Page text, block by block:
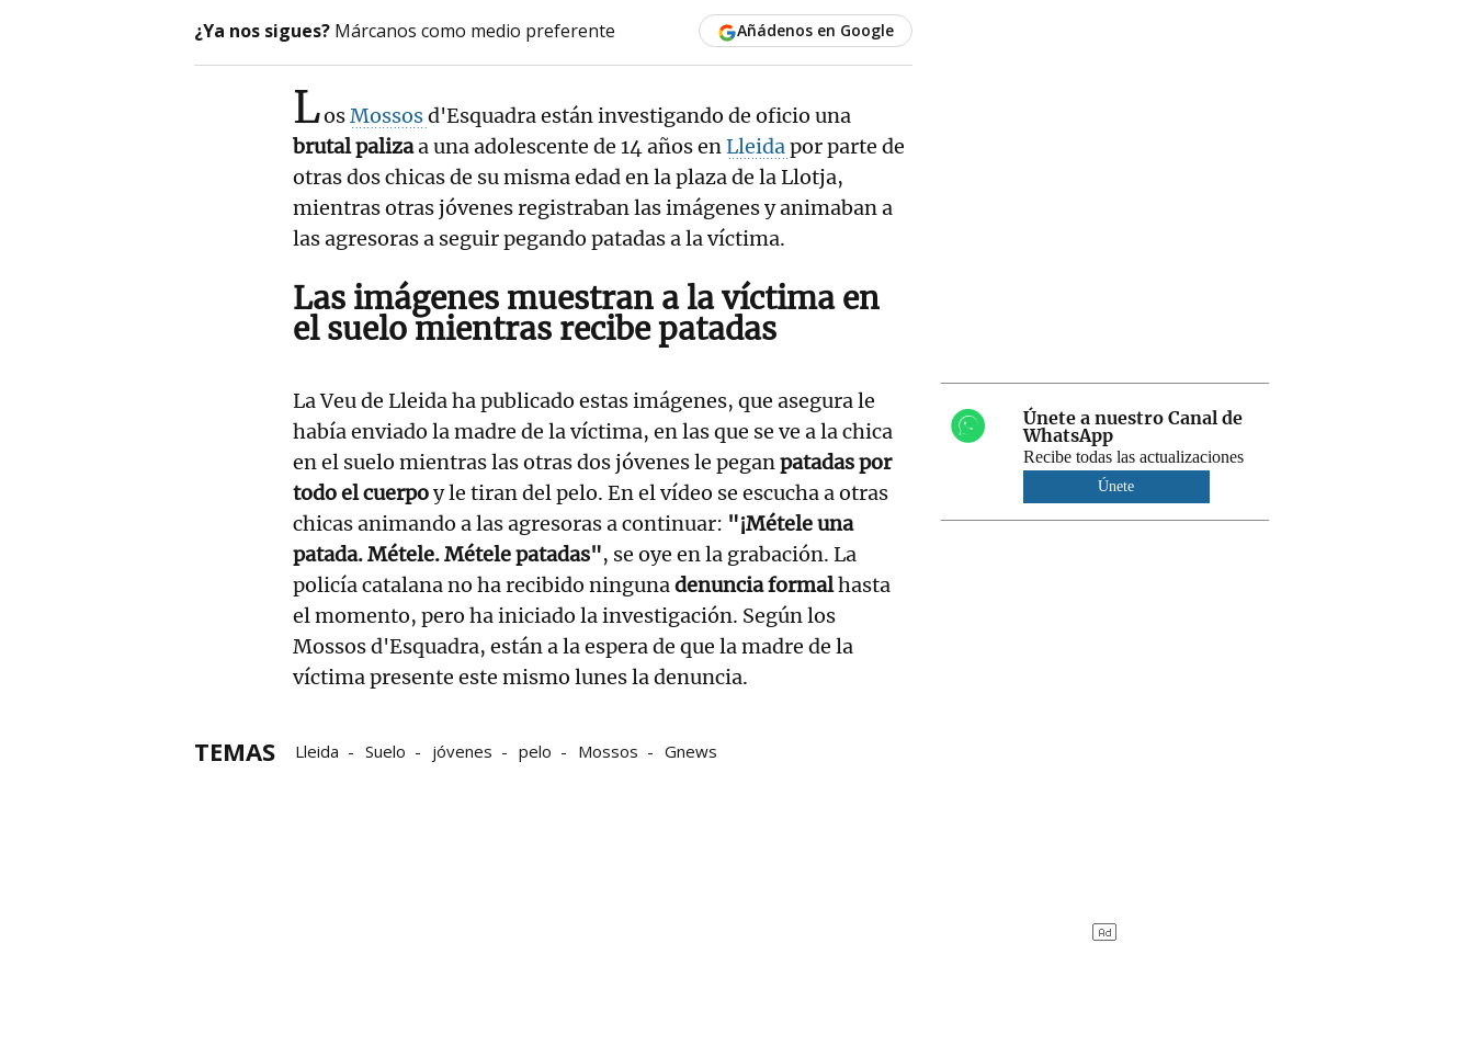
¿Ya nos sigues? Márcanos como medio preferente Añádenos en Google
LosMossosd'Esquadra están investigando de oficio una
brutal palizaa una adolescente de 14 años enLleidapor parte de
otras dos chicas de su misma edad en la plaza de la Llotja,
mientras otras jóvenes registraban las imágenes y animaban a
las agresoras a seguir pegando patadas a la víctima.
Las imágenes muestran a la víctima en
el suelo mientras recibe patadas
La Veu de Lleida ha publicado estas imágenes, que asegura le
había enviado la madre de la víctima, en las que se ve a la chica
en el suelo mientras las otras dos jóvenes le peganpatadas por
todo el cuerpoy le tiran del pelo. En el vídeo se escucha a otras
chicas animando a las agresoras a continuar: "¡Métele una
patada. Métele. Métele patadas", se oye en la grabación. La
policía catalana no ha recibido ningunadenuncia formalhasta
el momento, pero ha iniciado la investigación. Según los
Mossos d'Esquadra, están a la espera de que la madre de la
víctima presente este mismo lunes la denuncia.
TEMAS Lleida Suelo jóvenes pelo Mossos Gnews
Únete a nuestro Canal de
WhatsApp
Recibe todas las actualizaciones
Únete